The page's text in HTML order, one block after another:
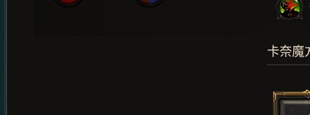
卡奈魔